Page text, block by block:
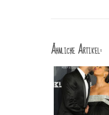
Ähnliche Artikel: